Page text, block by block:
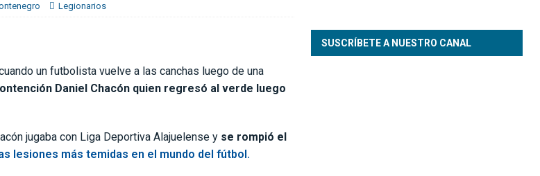
Legionarios
un futbolista vuelve a las canchas luego de una
Daniel Chacón quien regresó al verde luego
jugaba con Liga Deportiva Alajuelense y se rompió el
lesiones más temidas en el mundo del fútbol.
SUSCRÍBETE A NUESTRO CANAL